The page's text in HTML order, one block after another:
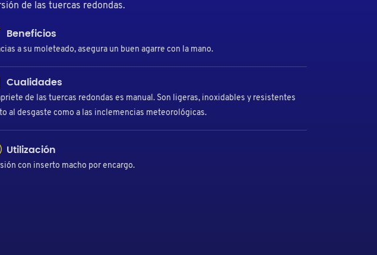
de las tuercas redondas.
Beneficios
a su moleteado, asegura un buen agarre con la mano.
Cualidades
de las tuercas redondas es manual. Son ligeras, inoxidables y resistentes
al desgaste como a las inclemencias meteorológicas.
Utilización
con inserto macho por encargo.